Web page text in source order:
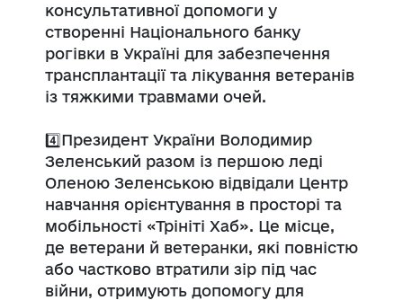
консультативної допомоги у
створенні Національного банку
рогівки в Україні для забезпечення
трансплантації та лікування ветеранів
із тяжкими травмами очей.
4️⃣Президент України Володимир
Зеленський разом із першою леді
Оленою Зеленською відвідали Центр
навчання орієнтування в просторі та
мобільності «Трініті Хаб». Це місце,
де ветерани й ветеранки, які повністю
або частково втратили зір під час
війни, отримують допомогу для